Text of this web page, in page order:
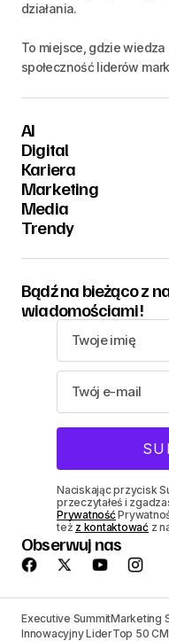
działania.
To miejsce, gdzie
społeczność liderów
AI
Digital
Kariera
Marketing
Media
Trendy
Bądź na bieżąco z
wiadomościami!
Naciskając przycisk
przeczytałeś i
Prywatność
też z kontaktowaćz
Obserwuj nas
Executive SummitMarketing
Innowacyjny LiderTop 50